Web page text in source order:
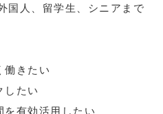
国人、留学生、シニアまで
働きたい
したい
を有効活用したい